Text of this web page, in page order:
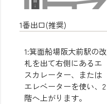
1番出口(推奨)
1:箕面船場阪大前駅の改
札を出て右側にあるエ
スカレーター、または
エレベーターを使い、2
階へ上がります。